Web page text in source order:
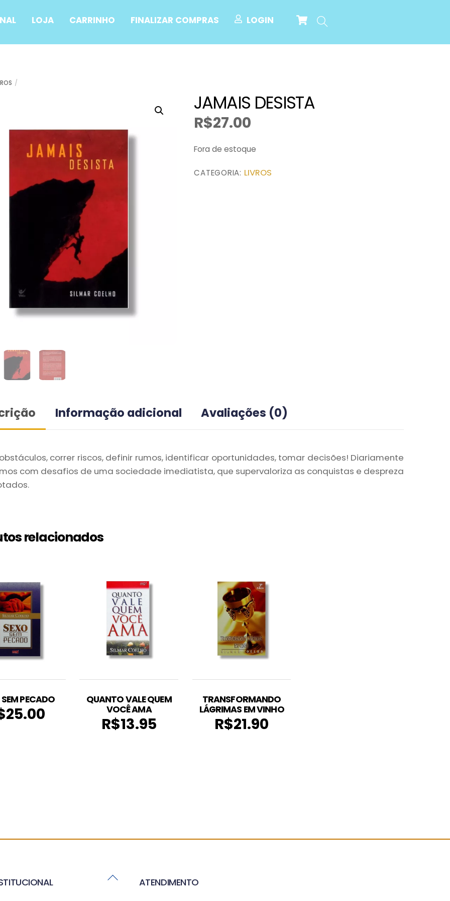
Cart
LOJA CARRINHO FINALIZAR COMPRAS LOGIN
JAMAIS DESISTA
R$27.00
Fora de estoque
CATEGORIA: LIVROS
Informação adicional Avaliações (0)
correr riscos, definir rumos, identificar oportunidades, tomar decisões! Diariamente
com desafios de uma sociedade imediatista, que supervaloriza as conquistas e despreza
relacionados
PECADO
25.00
QUANTO VALE QUEM
VOCÊ AMA
R$13.95
TRANSFORMANDO
LÁGRIMAS EM VINHO
R$21.90
Back
ATENDIMENTO